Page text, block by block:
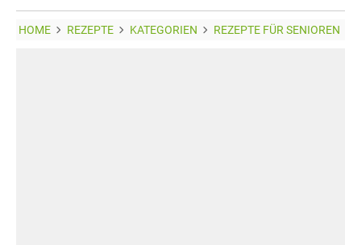
HOME REZEPTE KATEGORIEN REZEPTE FÜR SENIOREN